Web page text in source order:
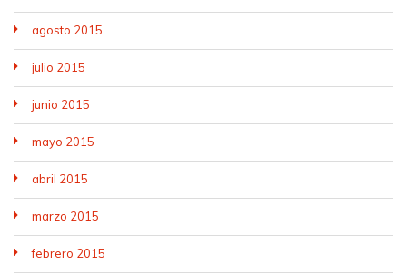
agosto 2015
julio 2015
junio 2015
mayo 2015
abril 2015
marzo 2015
febrero 2015